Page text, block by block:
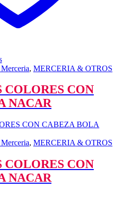
, MERCERIA & OTROS
COLORES CON
NACAR
, MERCERIA & OTROS
COLORES CON
NACAR